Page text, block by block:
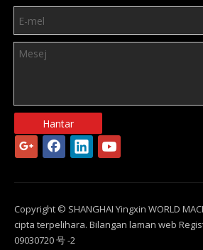
Hantar
Copyright © SHANGHAI Yingxin WORLD
cipta terpelihara. Bilangan laman web
09030720 号 -2